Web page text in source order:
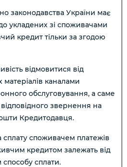
законодавства України має
укладених зі споживачами
кредит тільки за згодою
відмовитися від
каналами
обслуговування, а саме
звернення на
Кредитодавця.
споживачем платежів
кредитом залежать від
сплати.